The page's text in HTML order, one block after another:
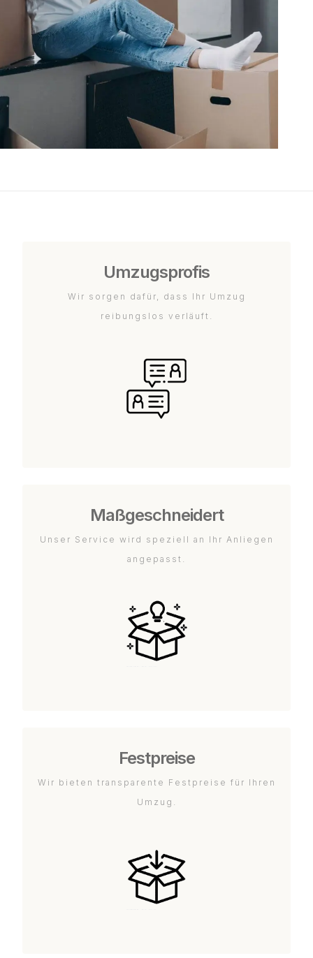
Umzugsprofis
Wir sorgen dafür, dass Ihr Umzug
reibungslos verläuft.
Maßgeschneidert
Unser Service wird speziell an Ihr Anliegen
angepasst.
Festpreise
Wir bieten transparente Festpreise für Ihren
Umzug.